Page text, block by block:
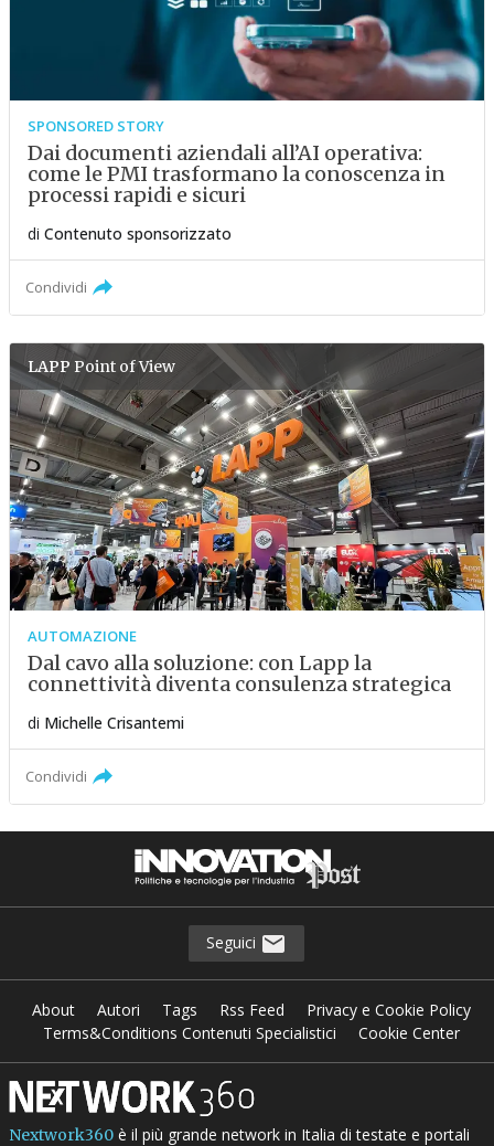
SPONSORED STORY
Dai documenti aziendali all’AI operativa:
come le PMI trasformano la conoscenza in
processi rapidi e sicuri
di Contenuto sponsorizzato
Condividi
LAPP Point of View
AUTOMAZIONE
Dal cavo alla soluzione: con Lapp la
connettività diventa consulenza strategica
di Michelle Crisantemi
Condividi
Seguici
About Autori Tags Rss Feed
Privacy e Cookie Policy
Terms&Conditions Contenuti Specialistici
Cookie Center
Nextwork360è il più grande network in Italia di testate e portali